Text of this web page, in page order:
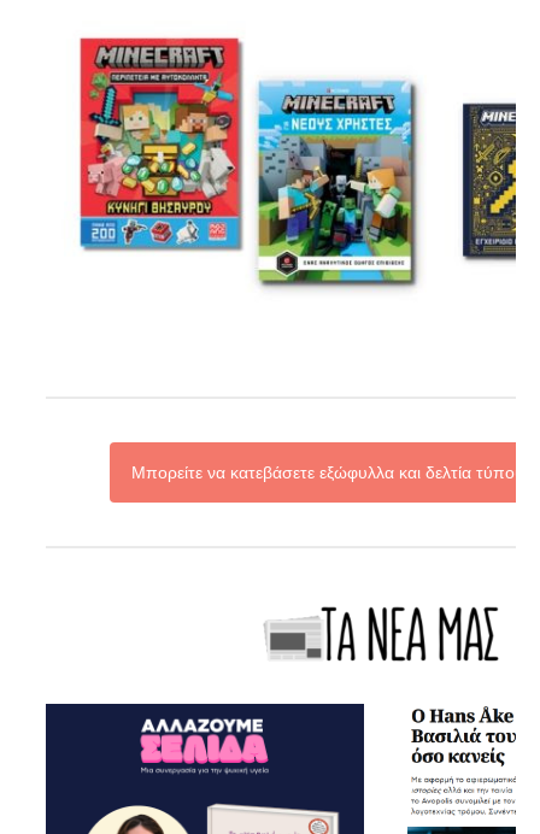
Μπορείτε να κατεβάσετε εξώφυλλα και δελτία τύπου